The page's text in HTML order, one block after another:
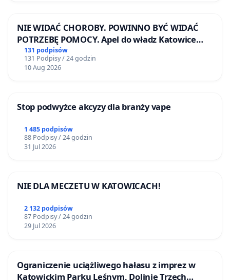
NIE WIDAĆ CHOROBY. POWINNO BYĆ WIDAĆ
POTRZEBĘ POMOCY. Apel do władz Katowice
Airport o przystąpienie do programu HIDDEN
DISABILITIES SUNFLOWER – SŁONECZNIK –
UKRYTE NIEPEŁNOSPRAWNOŚCI
131 podpisów
131 Podpisy / 24 godzin
10 Aug 2026
Stop podwyżce akcyzy dla branży vape
1 485 podpisów
88 Podpisy / 24 godzin
31 Jul 2026
NIE DLA MECZETU W KATOWICACH!
2 132 podpisów
87 Podpisy / 24 godzin
29 Jul 2026
Ograniczenie uciążliwego hałasu z imprez w
Katowickim Parku Leśnym, Dolinie Trzech